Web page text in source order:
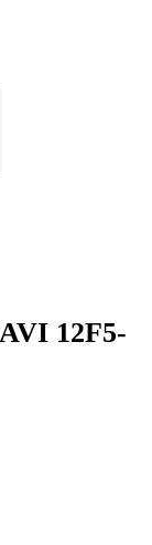
12F5-